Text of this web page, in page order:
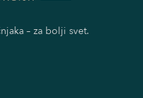
– za bolji svet.